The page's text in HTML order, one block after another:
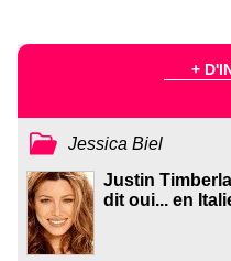
+
Jessica Biel
Justin
dit oui... en